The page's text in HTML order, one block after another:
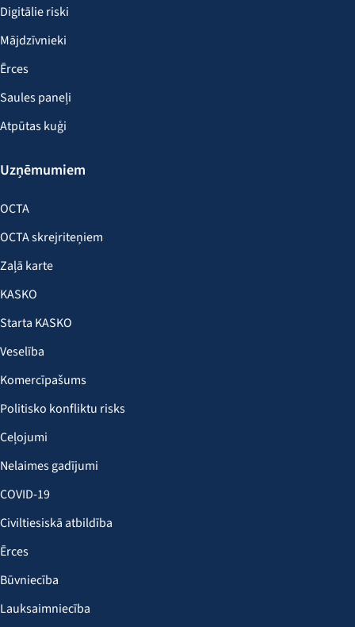
Digitālie riski
Mājdzīvnieki
Ērces
Saules paneļi
Atpūtas kuģi
Uzņēmumiem
OCTA
OCTA skrejriteņiem
Zaļā karte
KASKO
Starta KASKO
Veselība
Komercīpašums
Politisko konfliktu risks
Ceļojumi
Nelaimes gadījumi
COVID-19
Civiltiesiskā atbildība
Ērces
Būvniecība
Lauksaimniecība